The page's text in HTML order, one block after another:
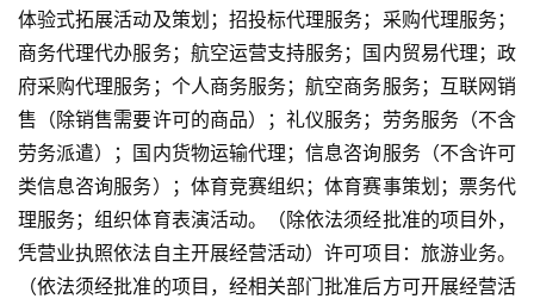
食
特
产
热
门
景
点
旅
体验式拓展活动及策划；招投标代理服务；采购代理服务；
商务代理代办服务；航空运营支持服务；国内贸易代理；政
府采购代理服务；个人商务服务；航空商务服务；互联网销
售（除销售需要许可的商品）；礼仪服务；劳务服务（不含
劳务派遣）；国内货物运输代理；信息咨询服务（不含许可
类信息咨询服务）；体育竞赛组织；体育赛事策划；票务代
理服务；组织体育表演活动。（除依法须经批准的项目外，
凭营业执照依法自主开展经营活动）许可项目：旅游业务。
（依法须经批准的项目，经相关部门批准后方可开展经营活